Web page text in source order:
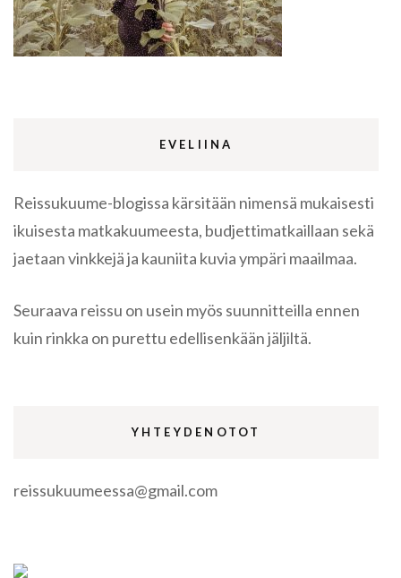
EVELIINA
Reissukuume-blogissa kärsitään nimensä mukaisesti
ikuisesta matkakuumeesta, budjettimatkaillaan sekä
jaetaan vinkkejä ja kauniita kuvia ympäri maailmaa.
Seuraava reissu on usein myös suunnitteilla ennen
kuin rinkka on purettu edellisenkään jäljiltä.
YHTEYDENOTOT
reissukuumeessa@gmail.com